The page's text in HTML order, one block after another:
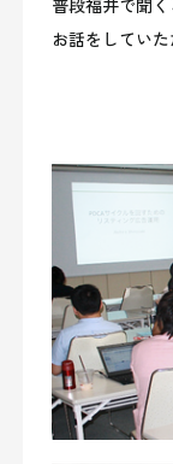
普段福井で聞
お話をしていた